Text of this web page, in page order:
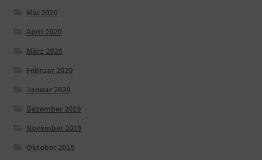
Mai 2020
April 2020
März 2020
Februar 2020
Januar 2020
Dezember 2019
November 2019
Oktober 2019